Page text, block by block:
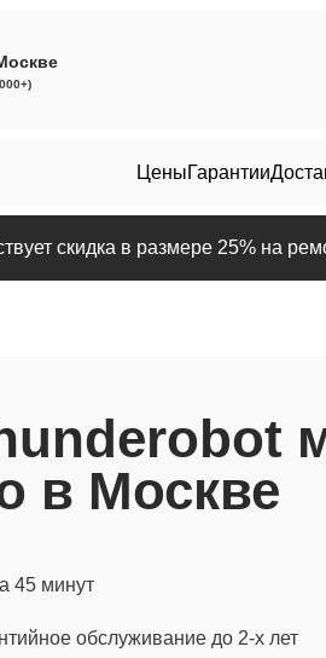
ЦеныГарантии
скидка в размере 25% на
в Москве
45 минут
обслуживание до 2-х лет